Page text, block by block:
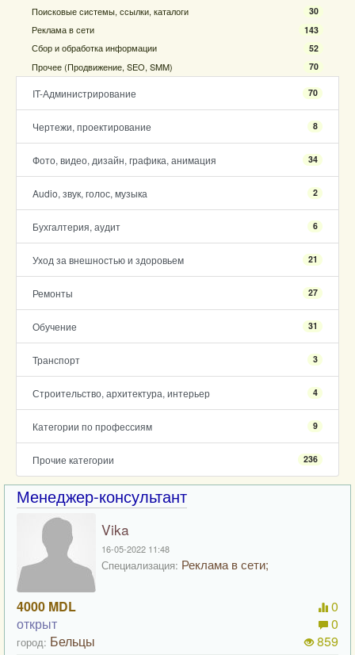
Поисковые системы, ссылки, каталоги 30
Реклама в сети 143
Сбор и обработка информации 52
Прочее (Продвижение, SEO, SMM) 70
IT-Администрирование 70
Чертежи, проектирование 8
Фото, видео, дизайн, графика, анимация 34
Audio, звук, голос, музыка 2
Бухгалтерия, аудит 6
Уход за внешностью и здоровьем 21
Ремонты 27
Обучение 31
Транспорт 3
Строительство, архитектура, интерьер 4
Категории по профессиям 9
Прочие категории 236
Менеджер-консультант
Vika
16-05-2022 11:48
Специализация: Реклама в сети;
4000 MDL
открыт
город: Бельцы
0
0
859